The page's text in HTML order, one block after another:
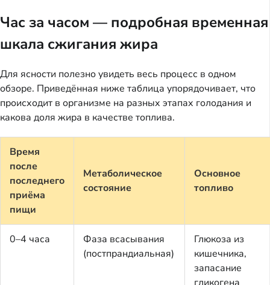
Час за часом — подробная временная
шкала сжигания жира
Для ясности полезно увидеть весь процесс в одном
обзоре. Приведённая ниже таблица упорядочивает, что
происходит в организме на разных этапах голодания и
какова доля жира в качестве топлива.
Время
после
последнего
приёма
пищи
Метаболическое
состояние
Основное
топливо
0–4 часа
Фаза всасывания
(постпрандиальная)
Глюкоза из
кишечника,
запасание